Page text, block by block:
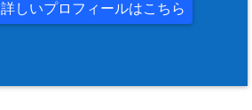
詳しいプロフィールはこちら